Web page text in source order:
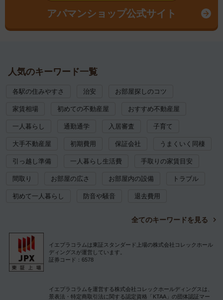
アパマンショップ公式サイト
人気のキーワード一覧
各駅の住みやすさ 治安 お部屋探しのコツ
家賃相場 初めての不動産屋 おすすめ不動産屋
一人暮らし 通勤通学 入居審査 子育て
大手不動産屋 初期費用 保証会社 うまくいく同棲
引っ越し準備 一人暮らし生活費 手取りの家賃目安
間取り お部屋の広さ お部屋内の設備 トラブル
初めて一人暮らし 防音や騒音 退去費用
全てのキーワードを見る
イエプラコラムは東証スタンダード上場の株式会社コレックホール
ディングスが運営しています。
証券コード：6578
イエプラコラムを運営する株式会社コレックホールディングスは、
景表法・特定商取引法に関する認定資格「KTAA」の団体認証マー